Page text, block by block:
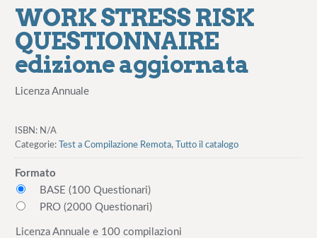
WORK STRESS RISK
QUESTIONNAIRE
edizione aggiornata
Licenza Annuale
ISBN: N/A
Categorie:
Test a Compilazione Remota, Tutto il catalogo
Formato
BASE (100 Questionari)
PRO (2000 Questionari)
Licenza Annuale e 100 compilazioni